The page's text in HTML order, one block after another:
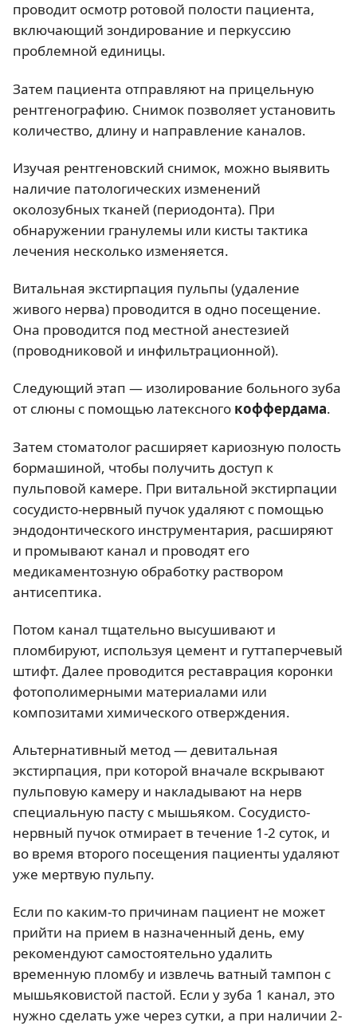
проводит осмотр ротовой полости пациента,
включающий зондирование и перкуссию
проблемной единицы.
Затем пациента отправляют на прицельную
рентгенографию. Снимок позволяет установить
количество, длину и направление каналов.
Изучая рентгеновский снимок, можно выявить
наличие патологических изменений
околозубных тканей (периодонта). При
обнаружении гранулемы или кисты тактика
лечения несколько изменяется.
Витальная экстирпация пульпы (удаление
живого нерва) проводится в одно посещение.
Она проводится под местной анестезией
(проводниковой и инфильтрационной).
Следующий этап — изолирование больного зуба
от слюны с помощью латексного коффердама.
Затем стоматолог расширяет кариозную полость
бормашиной, чтобы получить доступ к
пульповой камере. При витальной экстирпации
сосудисто-нервный пучок удаляют с помощью
эндодонтического инструментария, расширяют
и промывают канал и проводят его
медикаментозную обработку раствором
антисептика.
Потом канал тщательно высушивают и
пломбируют, используя цемент и гуттаперчевый
штифт. Далее проводится реставрация коронки
фотополимерными материалами или
композитами химического отверждения.
Альтернативный метод — девитальная
экстирпация, при которой вначале вскрывают
пульповую камеру и накладывают на нерв
специальную пасту с мышьяком. Сосудисто-
нервный пучок отмирает в течение 1-2 суток, и
во время второго посещения пациенты удаляют
уже мертвую пульпу.
Если по каким-то причинам пациент не может
прийти на прием в назначенный день, ему
рекомендуют самостоятельно удалить
временную пломбу и извлечь ватный тампон с
мышьяковистой пастой. Если у зуба 1 канал, это
нужно сделать уже через сутки, а при наличии 2-